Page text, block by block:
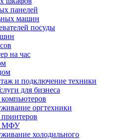
панелей
машин
посуды
на час
и подключение техники
для бизнеса
оргтехники
МФУ
холодильного